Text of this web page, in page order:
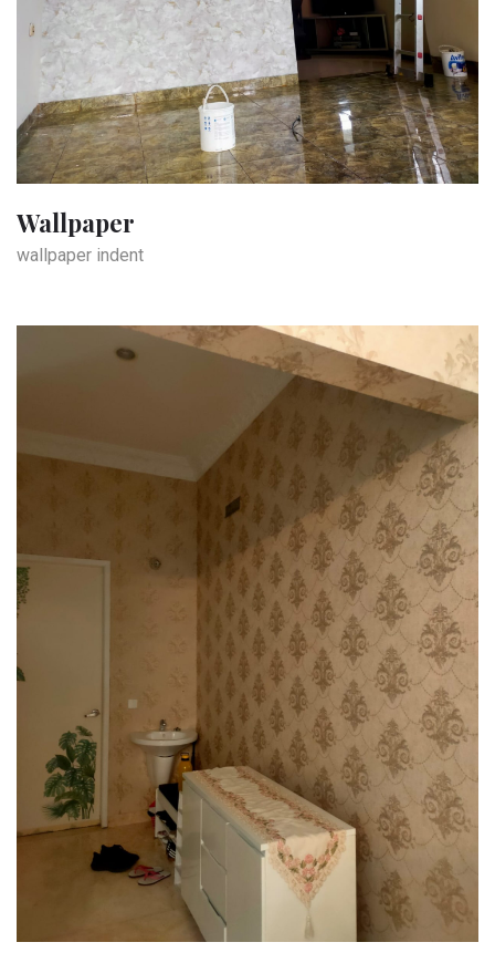
Wallpaper
wallpaper indent